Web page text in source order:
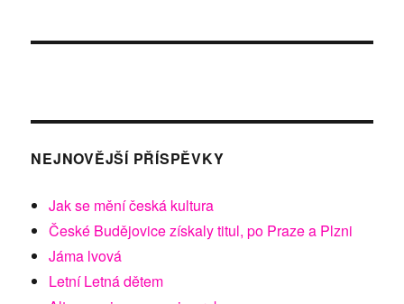
NEJNOVĚJŠÍ PŘÍSPĚVKY
Jak se mění česká kultura
České Budějovice získaly titul, po Praze a Plzni
Jáma lvová
Letní Letná dětem